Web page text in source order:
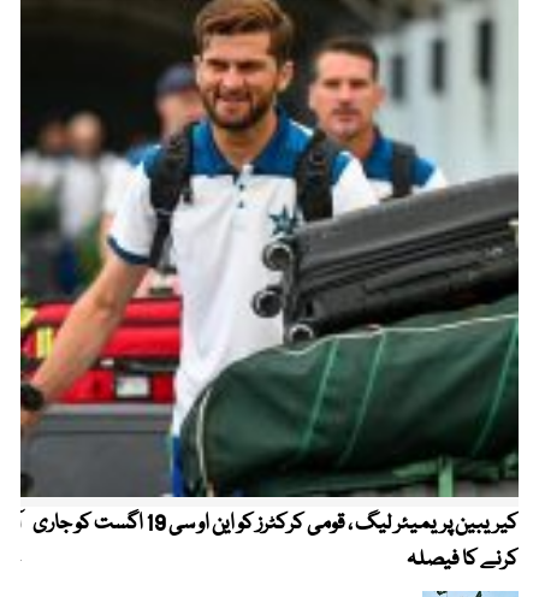
کیریبین پریمیئر لیگ ، قومی کرکٹرز کو این او سی 19 اگست کو جاری
کرنے کا فیصلہ